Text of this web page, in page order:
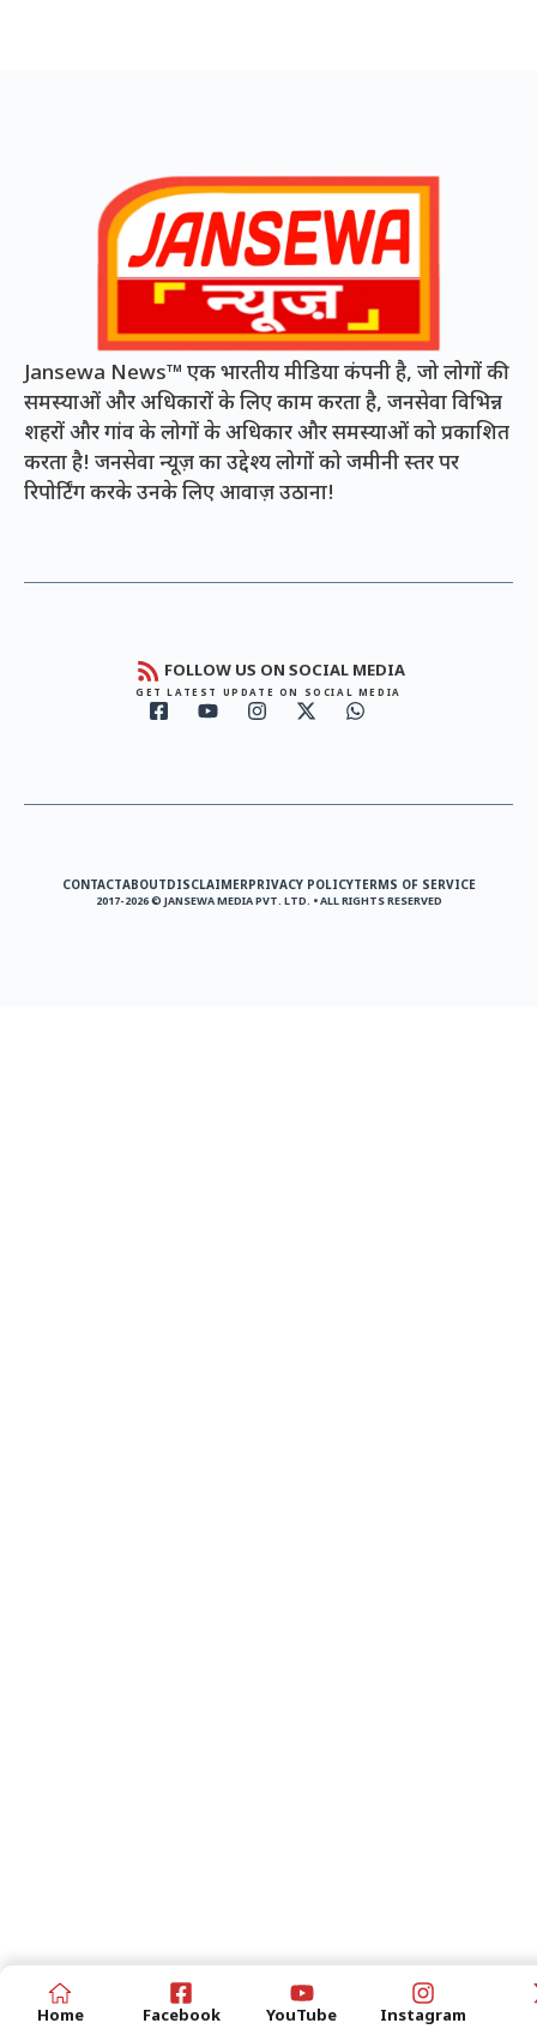
Jansewa News™ एक भारतीय मीडिया कंपनी है, जो लोगों की
समस्याओं और अधिकारों के लिए काम करता है, जनसेवा विभिन्न
शहरों और गांव के लोगों के अधिकार और समस्याओं को प्रकाशित
करता है! जनसेवा न्यूज़ का उद्देश्य लोगों को जमीनी स्तर पर
रिपोर्टिंग करके उनके लिए आवाज़ उठाना!
FOLLOW US ON SOCIAL MEDIA
GET LATEST UPDATE ON SOCIAL MEDIA
CONTACTABOUTDISCLAIMERPRIVACY POLICYTERMS OF SERVICE
2017-2026 © JANSEWA MEDIA PVT. LTD. • ALL RIGHTS RESERVED
Home Facebook YouTube Instagram